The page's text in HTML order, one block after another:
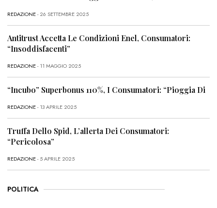
REDAZIONE- 26 SETTEMBRE 2025
Antitrust Accetta Le Condizioni Enel, Consumatori:
“Insoddisfacenti”
REDAZIONE- 11 MAGGIO 2025
“Incubo” Superbonus 110%, I Consumatori: “Pioggia Di
REDAZIONE- 13 APRILE 2025
Truffa Dello Spid, L’allerta Dei Consumatori:
“Pericolosa”
REDAZIONE- 5 APRILE 2025
POLITICA